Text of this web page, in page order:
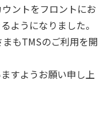
ントをフロントにお
ようになりました。
もTMSのご利用を開
すようお願い申し上